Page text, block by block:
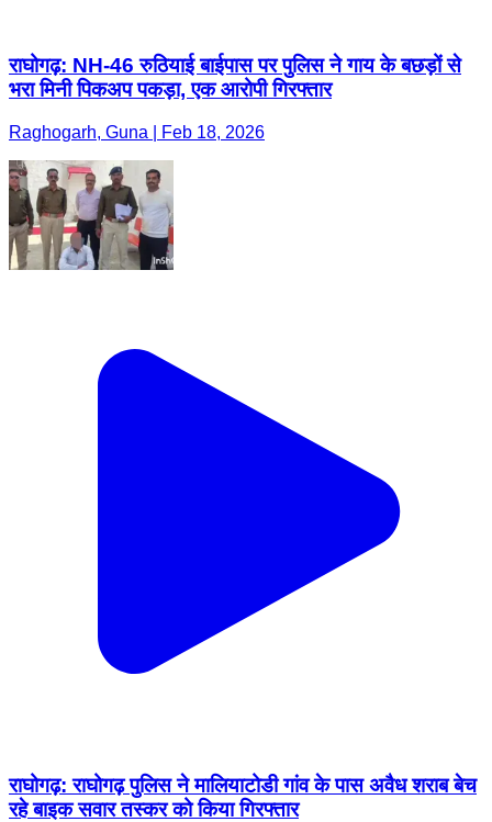
राघोगढ़: NH-46 रुठियाई बाईपास पर पुलिस ने गाय के बछड़ों से
भरा मिनी पिकअप पकड़ा, एक आरोपी गिरफ्तार
Raghogarh, Guna | Feb 18, 2026
राघोगढ़: राघोगढ़ पुलिस ने मालियाटोडी गांव के पास अवैध शराब बेच
रहे बाइक सवार तस्कर को किया गिरफ्तार